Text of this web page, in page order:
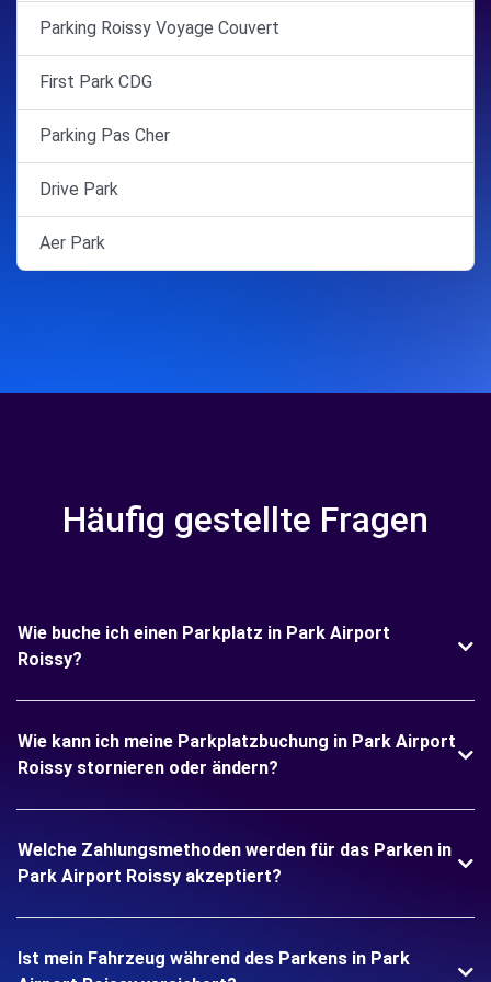
Parking Roissy Voyage Couvert
First Park CDG
Parking Pas Cher
Drive Park
Aer Park
Häufig gestellte Fragen
Wie buche ich einen Parkplatz in Park Airport
Roissy?
Wie kann ich meine Parkplatzbuchung in Park Airport
Roissy stornieren oder ändern?
Welche Zahlungsmethoden werden für das Parken in
Park Airport Roissy akzeptiert?
Ist mein Fahrzeug während des Parkens in Park